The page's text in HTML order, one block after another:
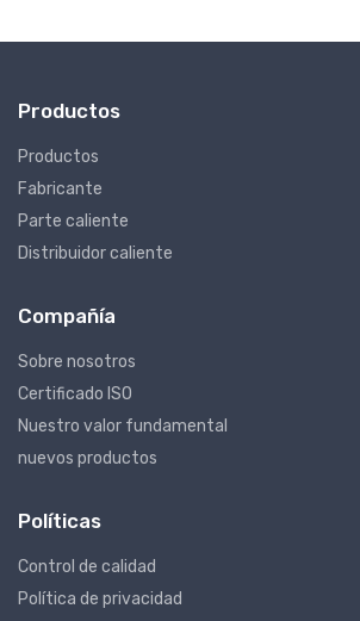
Productos
Productos
Fabricante
Parte caliente
Distribuidor caliente
Compañía
Sobre nosotros
Certificado ISO
Nuestro valor fundamental
nuevos productos
Políticas
Control de calidad
Política de privacidad